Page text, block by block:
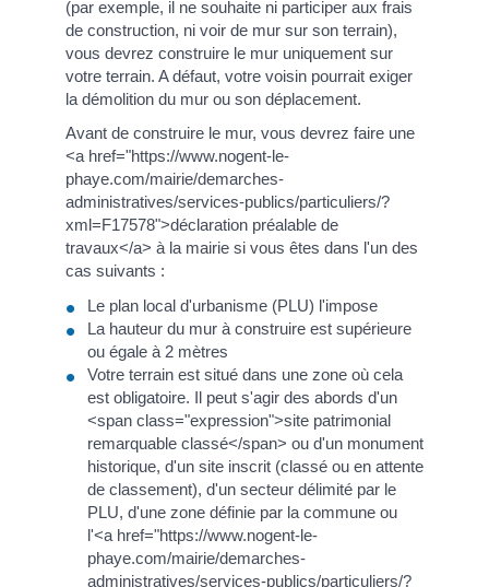
(par exemple, il ne souhaite ni participer aux frais
de construction, ni voir de mur sur son terrain),
vous devrez construire le mur uniquement sur
votre terrain. A défaut, votre voisin pourrait exiger
la démolition du mur ou son déplacement.
Avant de construire le mur, vous devrez faire une
<a href="https://www.nogent-le-
phaye.com/mairie/demarches-
administratives/services-publics/particuliers/?
xml=F17578">déclaration préalable de
travaux</a> à la mairie si vous êtes dans l'un des
cas suivants :
Le plan local d'urbanisme (PLU) l'impose
La hauteur du mur à construire est supérieure
ou égale à 2 mètres
Votre terrain est situé dans une zone où cela
est obligatoire. Il peut s'agir des abords d'un
<span class="expression">site patrimonial
remarquable classé</span> ou d'un monument
historique, d'un site inscrit (classé ou en attente
de classement), d'un secteur délimité par le
PLU, d'une zone définie par la commune ou
l'<a href="https://www.nogent-le-
phaye.com/mairie/demarches-
administratives/services-publics/particuliers/?